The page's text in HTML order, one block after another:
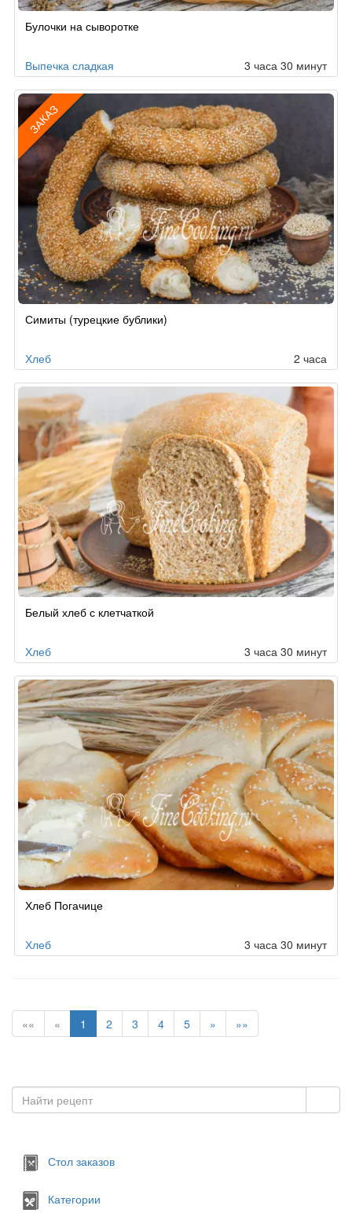
Булочки на сыворотке
Выпечка сладкая 3 часа 30 минут
ЗАКАЗ
по
Симиты (турецкие бублики)
Хлеб 2 часа
Белый хлеб с клетчаткой
Хлеб 3 часа 30 минут
Хлеб Погачице
Хлеб 3 часа 30 минут
«« « 1 2 3 4 5 » »»
Стол заказов
Категории